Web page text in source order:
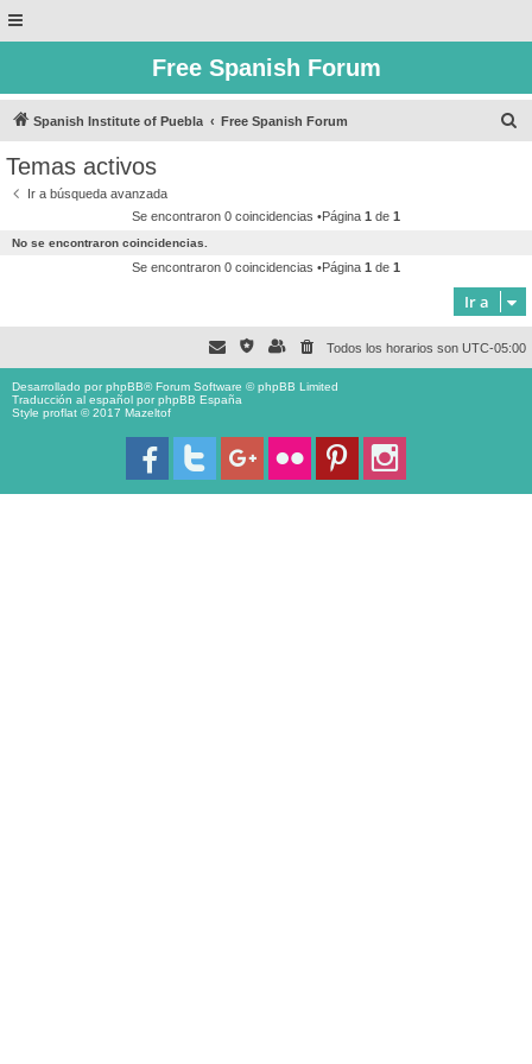
Free Spanish Forum
Spanish Institute of Puebla Free Spanish Forum
Temas activos
Ir a búsqueda avanzada
Se encontraron 0 coincidencias •Página 1 de 1
No se encontraron coincidencias.
Se encontraron 0 coincidencias •Página 1 de 1
Ir a
Todos los horarios son UTC-05:00
Desarrollado porphpBB® Forum Software © phpBB Limited
Traducción al español porphpBB España
Style proflat © 2017 Mazeltof